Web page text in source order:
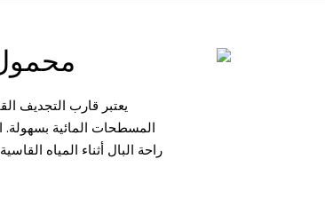
يعتبر قارب التجديف
المسطحات المائية بسهولة.
راحة البال أثناء المياه